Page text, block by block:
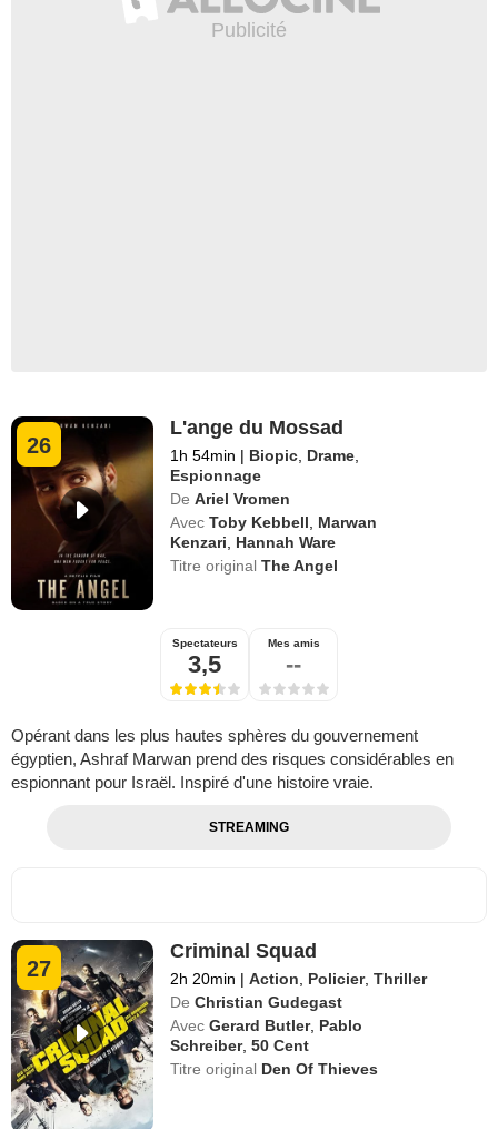
26
L'ange du Mossad
1h 54min | Biopic Drame
Espionnage
De Ariel Vromen
Avec Toby Kebbell
Marwan
Kenzari
Hannah Ware
Titre originalThe Angel
Spectateurs
3,5
Mes amis
--
Opérant dans les plus hautes sphères du gouvernement
égyptien, Ashraf Marwan prend des risques considérables en
espionnant pour Israël. Inspiré d'une histoire vraie.
STREAMING
27
Criminal Squad
2h 20min | Action Policier,Thriller
De Christian Gudegast
Avec Gerard Butler, Pablo
Schreiber,50 Cent
Titre original Den Of Thieves